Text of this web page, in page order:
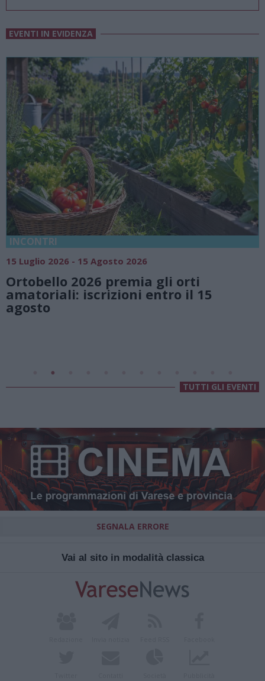
EVENTI IN EVIDENZA
18 Luglio 2026 - 15 Agosto 2026
Vivi l’estate a Villa Fogazzaro Roi. Tra
natura e atmosfere senza tempo sul
Lago di Lugano
Valsolda
TUTTI GLI EVENTI
SEGNALA ERRORE
Vai al sito in modalità classica